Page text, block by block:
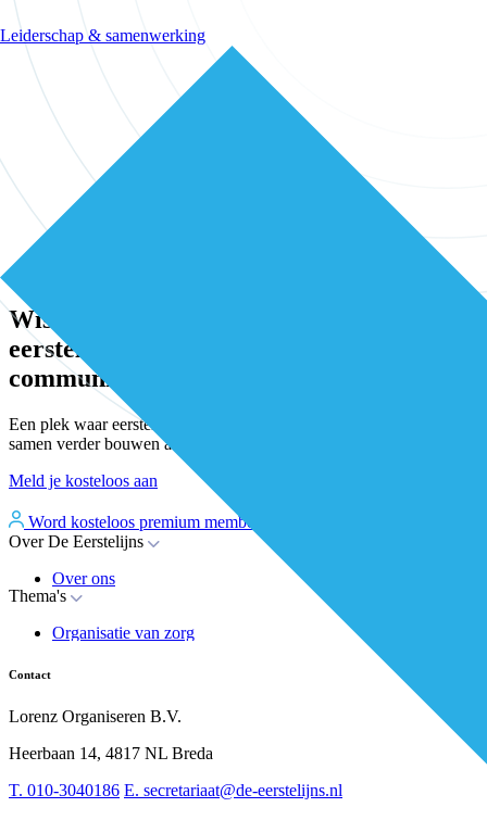
Leiderschap & samenwerking
Community
Wissel kennis en ervaring uit met andere
eerstelijns professionals in onze
community
Een plek waar eerstelijnsprofessionals elkaar vinden, versterken en
samen verder bouwen aan betere zorg.
Meld je kosteloos aan
Word kosteloos premium member
Over De Eerstelijns
Over ons
Nieuws
Whitepapers
Over BiancAI
Thema's
Organisatie van zorg
Digitalisering
Leiderschap & samenwerking
Sociaal domein
Contact
Lorenz Organiseren B.V.
Heerbaan 14, 4817 NL Breda
T. 010-3040186 E. secretariaat@de-eerstelijns.nl